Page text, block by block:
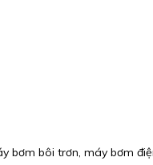
bôi trơn, máy bơm